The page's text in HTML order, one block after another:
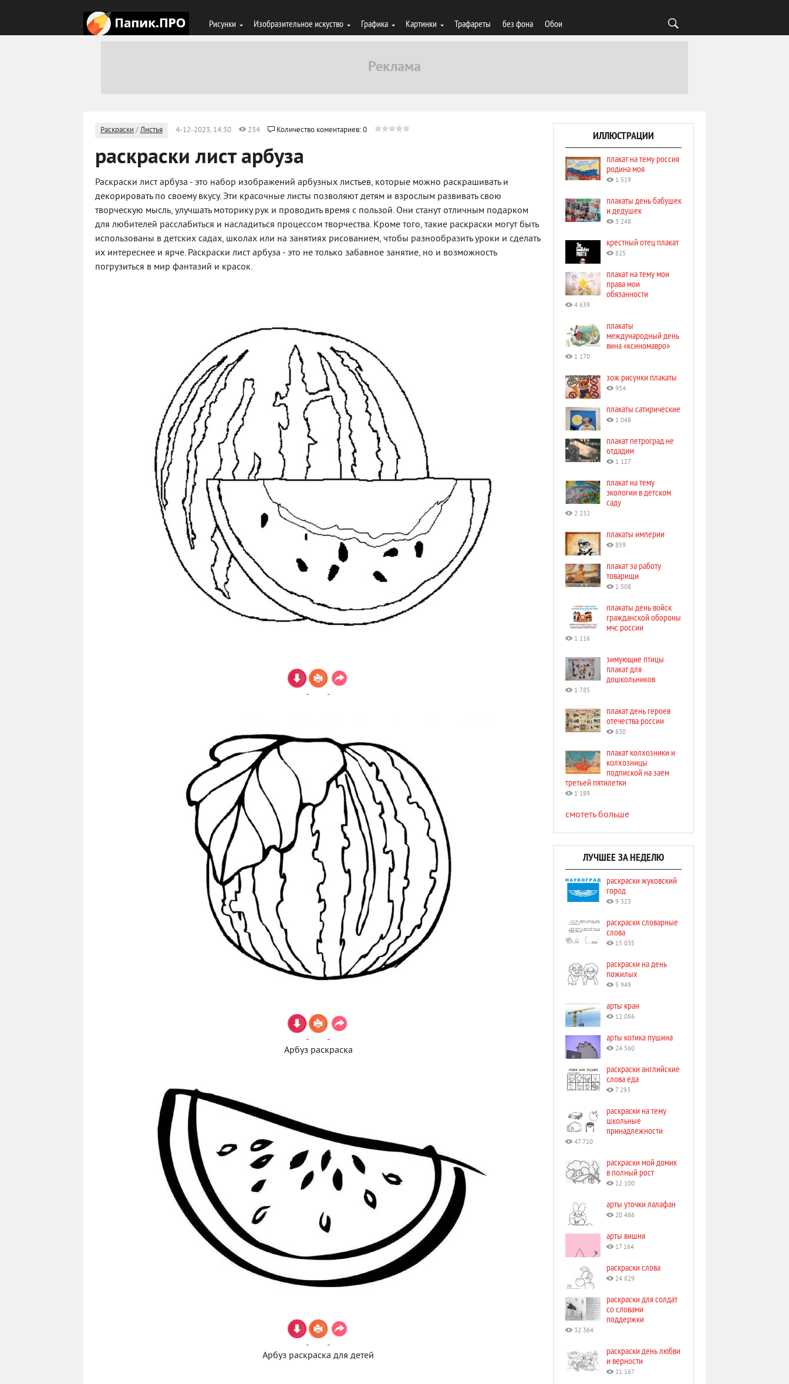
Рисунки Изобразительное искуство Графика Картинки Трафареты без фона Обои
Раскраски /Листья 4-12-2023, 14:30 234 Количество коментариев: 0
раскраски лист арбуза
Раскраски лист арбуза - это набор изображений арбузных листьев, которые можно раскрашивать и
декорировать по своему вкусу. Эти красочные листы позволяют детям и взрослым развивать свою
творческую мысль, улучшать моторику рук и проводить время с пользой. Они станут отличным подарком
для любителей расслабиться и насладиться процессом творчества. Кроме того, такие раскраски могут быть
использованы в детских садах, школах или на занятиях рисованием, чтобы разнообразить уроки и сделать
их интереснее и ярче. Раскраски лист арбуза - это не только забавное занятие, но и возможность
погрузиться в мир фантазий и красок.
Арбуз раскраска
Арбуз раскраска для детей
ИЛЛЮСТРАЦИИ
плакат на тему россия
родина моя
1 519
плакаты день бабушек
и дедушек
3 248
крестный отец плакат
825
плакат на тему мои
права мои
обязанности
4 639
плакаты
международный день
вина «ксиномавро»
1 170
зож рисунки плакаты
954
плакаты сатирические
1 048
плакат петроград не
отдадим
1 127
плакат на тему
экологии в детском
саду
2 232
плакаты империи
859
плакат за работу
товарищи
1 508
плакаты день войск
гражданской обороны
мчс россии
1 116
зимующие птицы
плакат для
дошкольников
1 785
плакат день героев
отечества россии
830
плакат колхозники и
колхозницы
подпиской на заем
третьей пятилетки
1 189
смотеть больше
ЛУЧШЕЕ ЗА НЕДЕЛЮ
раскраски жуковский
город
9 323
раскраски словарные
слова
15 035
раскраски на день
пожилых
5 949
арты кран
12 086
арты котика пушина
24 560
раскраски английские
слова еда
7 293
раскраски на тему
школьные
принадлежности
47 710
раскраски мой домик
в полный рост
12 100
арты уточки лалафан
20 486
арты вишня
17 164
раскраски слова
24 829
раскраски для солдат
со словами
поддержки
32 364
раскраски день любви
и верности
21 167